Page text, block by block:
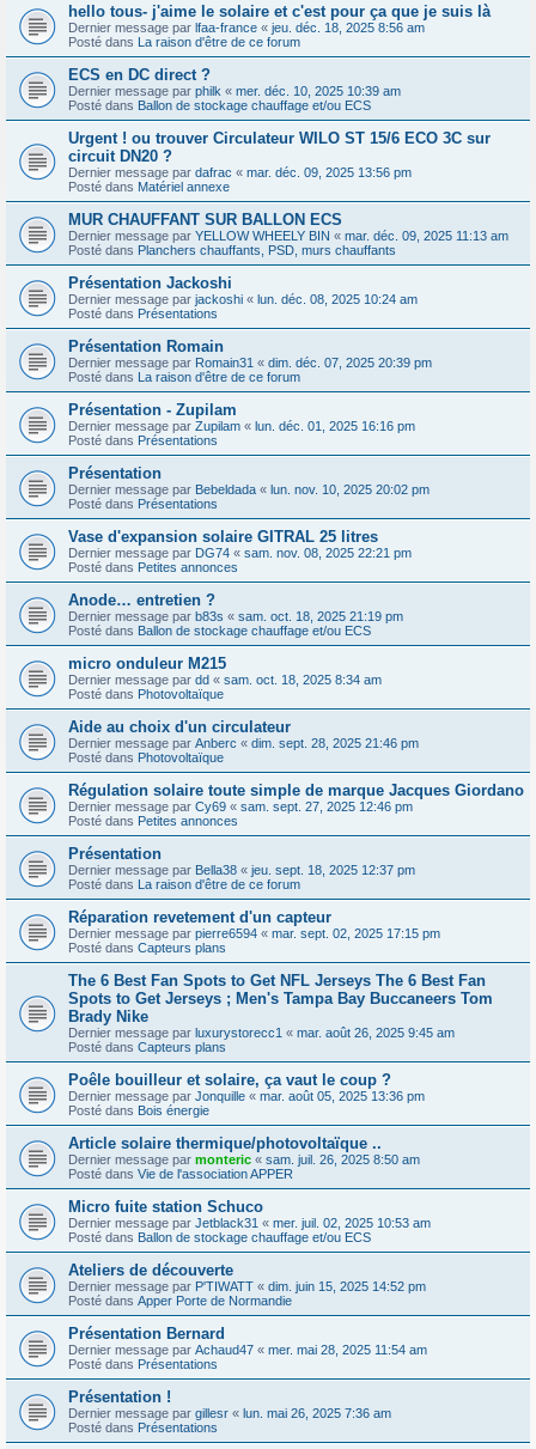
hello tous- j'aime le solaire et c'est pour ça que je suis là
Dernier message par lfaa-france « jeu. déc. 18, 2025 8:56 am
Posté dans La raison d'être de ce forum
ECS en DC direct ?
Dernier message par philk « mer. déc. 10, 2025 10:39 am
Posté dans Ballon de stockage chauffage et/ou ECS
Urgent ! ou trouver Circulateur WILO ST 15/6 ECO 3C sur
circuit DN20 ?
Dernier message par dafrac « mar. déc. 09, 2025 13:56 pm
Posté dans Matériel annexe
MUR CHAUFFANT SUR BALLON ECS
Dernier message par YELLOW WHEELY BIN « mar. déc. 09, 2025 11:13 am
Posté dans Planchers chauffants, PSD, murs chauffants
Présentation Jackoshi
Dernier message par jackoshi « lun. déc. 08, 2025 10:24 am
Posté dans Présentations
Présentation Romain
Dernier message par Romain31 « dim. déc. 07, 2025 20:39 pm
Posté dans La raison d'être de ce forum
Présentation - Zupilam
Dernier message par Zupilam « lun. déc. 01, 2025 16:16 pm
Posté dans Présentations
Présentation
Dernier message par Bebeldada « lun. nov. 10, 2025 20:02 pm
Posté dans Présentations
Vase d'expansion solaire GITRAL 25 litres
Dernier message par DG74 « sam. nov. 08, 2025 22:21 pm
Posté dans Petites annonces
Anode… entretien ?
Dernier message par b83s « sam. oct. 18, 2025 21:19 pm
Posté dans Ballon de stockage chauffage et/ou ECS
micro onduleur M215
Dernier message par dd « sam. oct. 18, 2025 8:34 am
Posté dans Photovoltaïque
Aide au choix d'un circulateur
Dernier message par Anberc « dim. sept. 28, 2025 21:46 pm
Posté dans Photovoltaïque
Régulation solaire toute simple de marque Jacques Giordano
Dernier message par Cy69 « sam. sept. 27, 2025 12:46 pm
Posté dans Petites annonces
Présentation
Dernier message par Bella38 « jeu. sept. 18, 2025 12:37 pm
Posté dans La raison d'être de ce forum
Réparation revetement d'un capteur
Dernier message par pierre6594 « mar. sept. 02, 2025 17:15 pm
Posté dans Capteurs plans
The 6 Best Fan Spots to Get NFL Jerseys The 6 Best Fan
Spots to Get Jerseys ; Men's Tampa Bay Buccaneers Tom
Brady Nike
Dernier message par luxurystorecc1 « mar. août 26, 2025 9:45 am
Posté dans Capteurs plans
Poêle bouilleur et solaire, ça vaut le coup ?
Dernier message par Jonquille « mar. août 05, 2025 13:36 pm
Posté dans Bois énergie
Article solaire thermique/photovoltaïque ..
Dernier message par monteric « sam. juil. 26, 2025 8:50 am
Posté dans Vie de l'association APPER
Micro fuite station Schuco
Dernier message par Jetblack31 « mer. juil. 02, 2025 10:53 am
Posté dans Ballon de stockage chauffage et/ou ECS
Ateliers de découverte
Dernier message par P'TIWATT « dim. juin 15, 2025 14:52 pm
Posté dans Apper Porte de Normandie
Présentation Bernard
Dernier message par Achaud47 « mer. mai 28, 2025 11:54 am
Posté dans Présentations
Présentation !
Dernier message par gillesr « lun. mai 26, 2025 7:36 am
Posté dans Présentations